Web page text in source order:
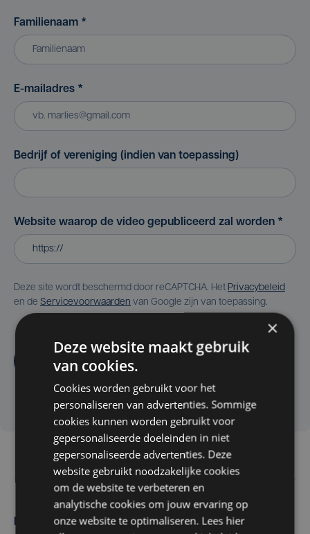
Familienaam *
E-mailadres *
Bedrijf of vereniging (indien van toepassing)
Website waarop de video gepubliceerd zal worden *
Deze site wordt beschermd door reCAPTCHA. Het Privacybeleid
en de Servicevoorwaarden van Google zijn van toepassing.
Aanvragen
Maak zelf het nieuws
×
Deze website maakt gebruik
van cookies.
Cookies worden gebruikt voor het
personaliseren van advertenties. Sommige
cookies kunnen worden gebruikt voor
gepersonaliseerde doeleinden in niet
gepersonaliseerde advertenties. Deze
website gebruikt noodzakelijke cookies
om de website te verbeteren en
analytische cookies om jouw ervaring op
onze website te optimaliseren. Lees hier